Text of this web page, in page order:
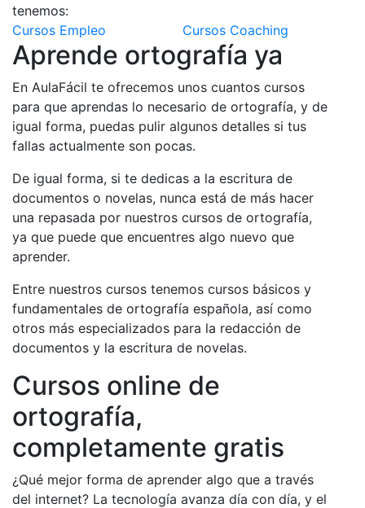
tenemos:
Cursos Empleo
Cursos Coaching
Aprende ortografía ya
En AulaFácil te ofrecemos unos cuantos cursos
para que aprendas lo necesario de ortografía, y de
igual forma, puedas pulir algunos detalles si tus
fallas actualmente son pocas.
De igual forma, si te dedicas a la escritura de
documentos o novelas, nunca está de más hacer
una repasada por nuestros cursos de ortografía,
ya que puede que encuentres algo nuevo que
aprender.
Entre nuestros cursos tenemos cursos básicos y
fundamentales de ortografía española, así como
otros más especializados para la redacción de
documentos y la escritura de novelas.
Cursos online de
ortografía,
completamente gratis
¿Qué mejor forma de aprender algo que a través
del internet? La tecnología avanza día con día, y el